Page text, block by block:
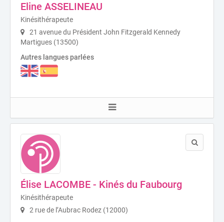
Eline ASSELINEAU
Kinésithérapeute
21 avenue du Président John Fitzgerald Kennedy
Martigues (13500)
Autres langues parlées
Élise LACOMBE - Kinés du Faubourg
Kinésithérapeute
2 rue de l’Aubrac Rodez (12000)